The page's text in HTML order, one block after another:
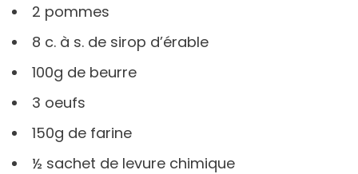
2 pommes
8 c. à s. de sirop d’érable
100g de beurre
3 oeufs
150g de farine
½ sachet de levure chimique